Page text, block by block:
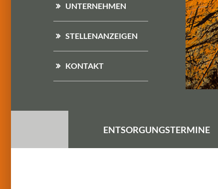
UNTERNEHMEN
STELLENANZEIGEN
KONTAKT
ENTSORGUNGSTERMINE